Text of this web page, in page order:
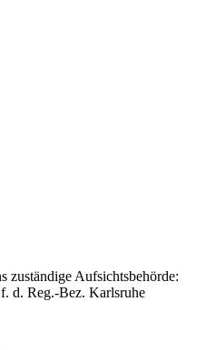
zuständige Aufsichtsbehörde:
d. Reg.-Bez. Karlsruhe